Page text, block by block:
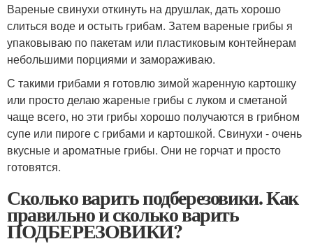
Вареные свинухи откинуть на друшлак, дать хорошо
слиться воде и остыть грибам. Затем вареные грибы я
упаковываю по пакетам или пластиковым контейнерам
небольшими порциями и замораживаю.
С такими грибами я готовлю зимой жаренную картошку
или просто делаю жареные грибы с луком и сметаной
чаще всего, но эти грибы хорошо получаются в грибном
супе или пироге с грибами и картошкой. Свинухи - очень
вкусные и ароматные грибы. Они не горчат и просто
готовятся.
Сколько варить подберезовики. Как
правильно и сколько варить
ПОДБЕРЕЗОВИКИ?